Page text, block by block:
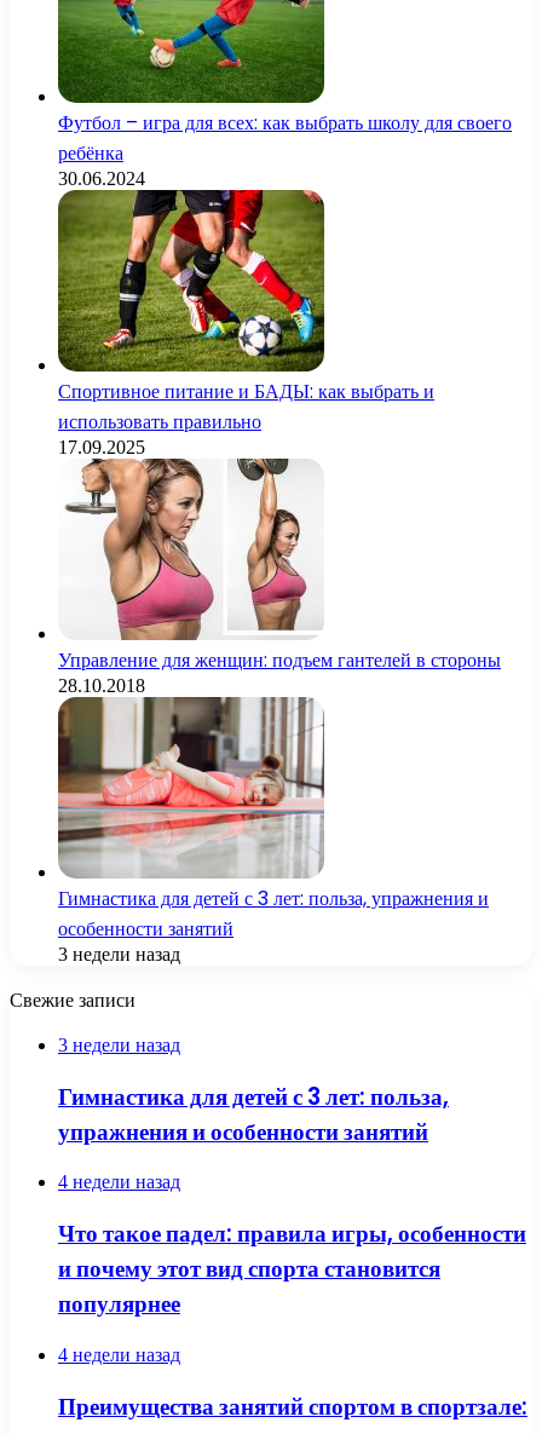
Футбол – игра для всех: как выбрать школу для своего
ребёнка
30.06.2024
Спортивное питание и БАДЫ: как выбрать и
использовать правильно
17.09.2025
Управление для женщин: подъем гантелей в стороны
28.10.2018
Гимнастика для детей с 3 лет: польза, упражнения и
особенности занятий
3 недели назад
Свежие записи
3 недели назад
Гимнастика для детей с 3 лет: польза,
упражнения и особенности занятий
4 недели назад
Что такое падел: правила игры, особенности
и почему этот вид спорта становится
популярнее
4 недели назад
Преимущества занятий спортом в спортзале: